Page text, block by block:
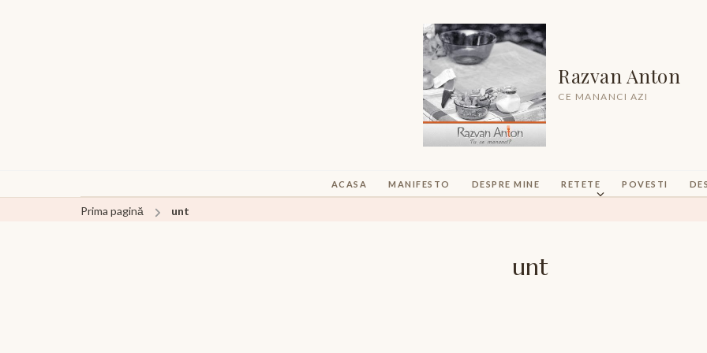
Razvan Anton
CE MANANCI AZI
ACASA MANIFESTO DESPRE MINE RETETE POVESTI
Prima pagină unt
unt